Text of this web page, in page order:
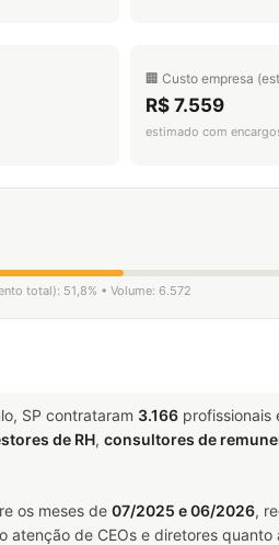
🏢 Custo empresa
R$ 7.559
estimado com
total): 51,8% • Volume: 6.572
SP contrataram 3.166 profissionais
de RH, consultores de
os meses de 07/2025 e 06/2026,
de CEOs e diretores